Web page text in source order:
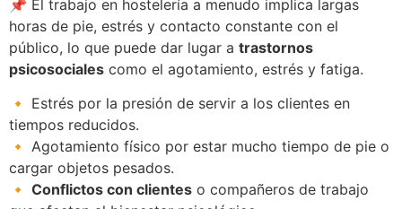
📌 El trabajo en hostelería a menudo implica largas
horas de pie, estrés y contacto constante con el
público, lo que puede dar lugar a trastornos
psicosociales como el agotamiento, estrés y fatiga.
🔸 Estrés por la presión de servir a los clientes en
tiempos reducidos.
🔸 Agotamiento físico por estar mucho tiempo de pie o
cargar objetos pesados.
🔸 Conflictos con clientes o compañeros de trabajo